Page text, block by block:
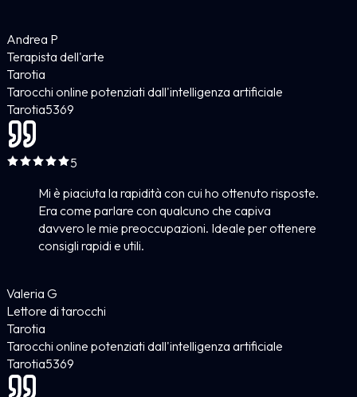
Andrea P
Terapista dell'arte
Tarotia
Tarocchi online potenziati dall'intelligenza artificiale
Tarotia5369
5
Mi è piaciuta la rapidità con cui ho ottenuto risposte.
Era come parlare con qualcuno che capiva
davvero le mie preoccupazioni. Ideale per ottenere
consigli rapidi e utili.
Valeria G
Lettore di tarocchi
Tarotia
Tarocchi online potenziati dall'intelligenza artificiale
Tarotia5369